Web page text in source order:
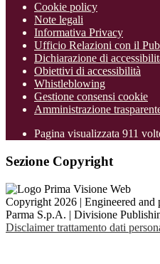
Cookie policy
Note legali
Informativa Privacy
Ufficio Relazioni con il
Dichiarazione di
Obiettivi di accessibilità
Whistleblowing
Gestione consensi cookie
Amministrazione
Pagina visualizzata 911
Sezione Copyright
Copyright 2026 | Engineered
Parma S.p.A. | Divisione
Disclaimer trattamento dati